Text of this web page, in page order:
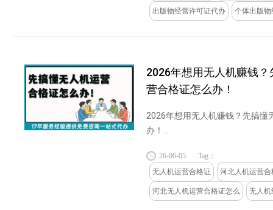
出版物经营许可证代办 个体出版
2026年想用无人机赚钱
营合格证怎么办！
2026年想用无人机赚钱？先搞懂
办！...
26-06-05
Tag：
无人机运营合格证
河北人机运营合
河北无人机运营合格证怎么 无人机